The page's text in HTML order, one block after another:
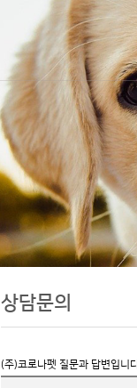
상담문의
(주)코로나펫 질문과 답변입니